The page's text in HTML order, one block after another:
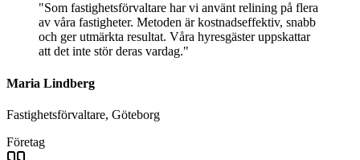
"Som fastighetsförvaltare har vi använt relining på flera
av våra fastigheter. Metoden är kostnadseffektiv, snabb
och ger utmärkta resultat. Våra hyresgäster uppskattar
att det inte stör deras vardag."
Maria Lindberg
Fastighetsförvaltare, Göteborg
Företag